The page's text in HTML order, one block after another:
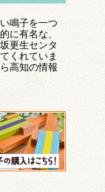
鳴子を一つ
に有名な、
更生センタ
くれていま
高知の情報